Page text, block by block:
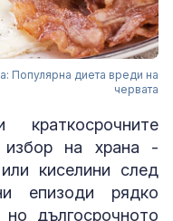
Популярна диета вреди на
червата
избор на храна -
киселини след
епизоди рядко
дългосрочното